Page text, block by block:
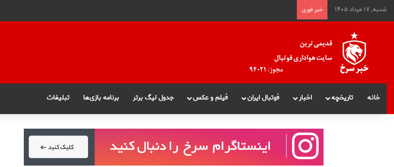
شنبه, ۱۷ مرداد ۱۴۰۵ خبر فوری
خانه تاریخچه اخبار فوتبال ایران فیلم و عکس جدول لیگ برتر برنامه بازی‌ها تبلیغات